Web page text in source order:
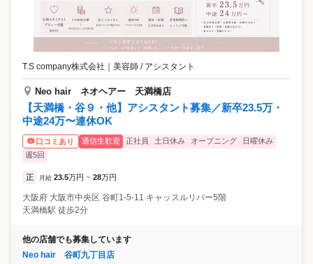
T.S company株式会社 ｜ 美容師 / アシスタント
Neo hair ネオヘアー 天満橋店
【天満橋・谷９・他】アシスタント募集／新卒23.5万・
中途24万〜連休OK
口コミあり 通信生歓迎 正社員 土日休み オープニング
日曜休み
週5回
正 月給 23.5万円 ~ 28万円
大阪府 大阪市中央区 谷町1-5-11 キャッスルリバー5階
天満橋駅 徒歩2分
他の店舗でも募集しています
Neo hair 谷町九丁目店